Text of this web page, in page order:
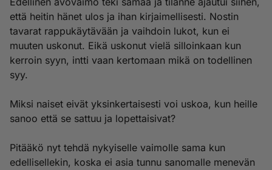
että heitin hänet ulos ja ihan kirjaimellisesti. Nostin
tavarat rappukäytävään ja vaihdoin lukot, kun ei
muuten uskonut. Eikä uskonut vielä silloinkaan kun
kerroin syyn, intti vaan kertomaan mikä on todellinen
syy.
Miksi naiset eivät yksinkertaisesti voi uskoa, kun heille
sanoo että se sattuu ja lopettaisivat?
Pitääkö nyt tehdä nykyiselle vaimolle sama kun
edellisellekin, koska ei asia tunnu sanomalle menevän